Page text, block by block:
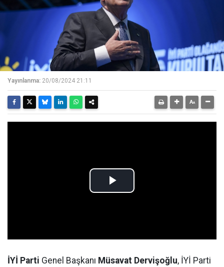
Yayınlanma: 20/08/2024 21:11
İYİ Parti Genel Başkanı Müsavat Dervişoğlu, İYİ Parti